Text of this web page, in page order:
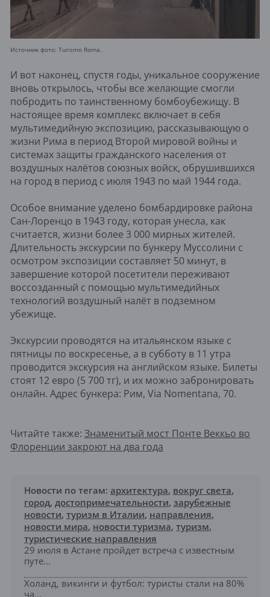
Источник фото: Turismo Roma.
И вот наконец, спустя годы, уникальное сооружение
вновь открылось, чтобы все желающие смогли
побродить по таинственному бомбоубежищу. В
настоящее время комплекс включает в себя
мультимедийную экспозицию, рассказывающую о
жизни Рима в период Второй мировой войны и
системах защиты гражданского населения от
воздушных налётов союзных войск, обрушившихся
на город в период с июля 1943 по май 1944 года.
Особое внимание уделено бомбардировке района
Сан-Лоренцо в 1943 году, которая унесла, как
считается, жизни более 3 000 мирных жителей.
Длительность экскурсии по бункеру Муссолини с
осмотром экспозиции составляет 50 минут, в
завершение которой посетители переживают
воссозданный с помощью мультимедийных
технологий воздушный налёт в подземном
убежище.
Экскурсии проводятся на итальянском языке с
пятницы по воскресенье, а в субботу в 11 утра
проводится экскурсия на английском языке. Билеты
стоят 12 евро (5 700 тг), и их можно забронировать
онлайн. Адрес бункера: Рим, Via Nomentana, 70.
Читайте также: Знаменитый мост Понте Веккьо во
Флоренции закроют на два года
Новости по тегам: архитектура, вокруг света,
город, достопримечательности, зарубежные
новости, туризм в Италии, направления,
новости мира, новости туризма, туризм,
туристические направления
29 июля в Астане пройдет встреча с известным
путе...
Холанд, викинги и футбол: туристы стали на 80%
ча...